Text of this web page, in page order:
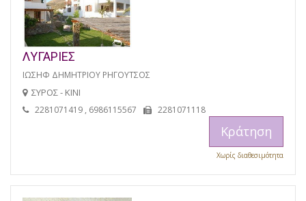
ΛΥΓΑΡΙΕΣ
ΙΩΣΗΦ ΔΗΜΗΤΡΙΟΥ ΡΗΓΟΥΤΣΟΣ
ΣΥΡΟΣ - ΚΙΝΙ
2281071419 , 6986115567 2281071118
Κράτηση
Χωρίς διαθεσιμότητα